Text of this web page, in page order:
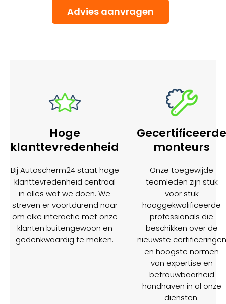
Advies aanvragen
Hoge
klanttevredenheid
Bij Autoscherm24 staat hoge
klanttevredenheid centraal
in alles wat we doen. We
streven er voortdurend naar
om elke interactie met onze
klanten buitengewoon en
gedenkwaardig te maken.
Gecertificeerde
monteurs
Onze toegewijde
teamleden zijn stuk
voor stuk
hooggekwalificeerde
professionals die
beschikken over de
nieuwste certificeringen
en hoogste normen
van expertise en
betrouwbaarheid
handhaven in al onze
diensten.